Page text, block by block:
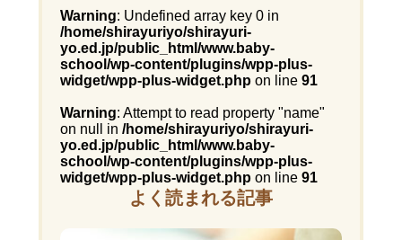
Warning: Undefined array key 0 in
/home/shirayuriyo/shirayuri-
yo.ed.jp/public_html/www.baby-
school/wp-content/plugins/wpp-plus-
widget/wpp-plus-widget.phpon line 91
Warning: Attempt to read property "name"
on null in /home/shirayuriyo/shirayuri-
yo.ed.jp/public_html/www.baby-
school/wp-content/plugins/wpp-plus-
widget/wpp-plus-widget.phpon line 91
よく読まれる記事